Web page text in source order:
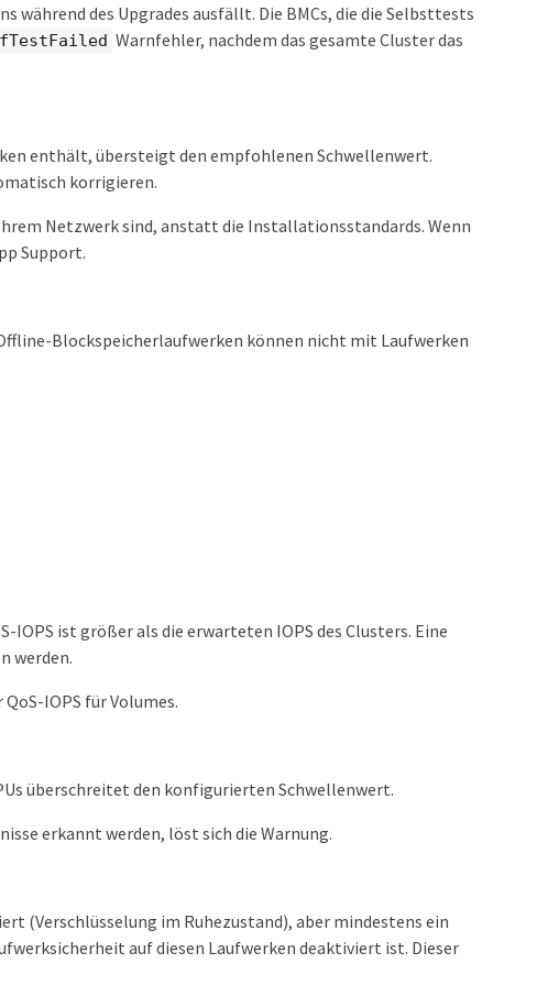
während des Upgrades ausfällt. Die BMCs, die die Selbsttests
Warnfehler, nachdem das gesamte Cluster das
enthält, übersteigt den empfohlenen Schwellenwert.
korrigieren.
Netzwerk sind, anstatt die Installationsstandards. Wenn
Support.
Blockspeicherlaufwerken können nicht mit Laufwerken
ist größer als die erwarteten IOPS des Clusters. Eine
werden.
IOPS für Volumes.
überschreitet den konfigurierten Schwellenwert.
erkannt werden, löst sich die Warnung.
(Verschlüsselung im Ruhezustand), aber mindestens ein
auf diesen Laufwerken deaktiviert ist. Dieser